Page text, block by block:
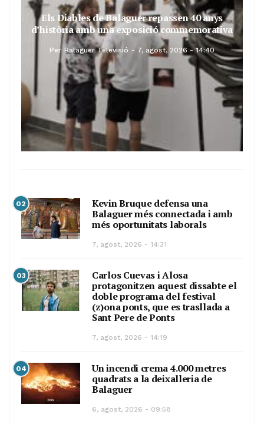
Els Diables de Balaguer repassen 40 anys
d’història amb una exposició commemorativa
Per Balaguer Televisió 7, agost, 2026 - 14:40
02
Kevin Bruque defensa una
Balaguer més connectada i amb
més oportunitats laborals
7, agost, 2026 - 14:31
03
Carlos Cuevas i Alosa
protagonitzen aquest dissabte el
doble programa del festival
(z)ona ponts, que es trasllada a
Sant Pere de Ponts
7, agost, 2026 - 14:19
04
Un incendi crema 4.000 metres
quadrats a la deixalleria de
Balaguer
6, agost, 2026 - 09:58